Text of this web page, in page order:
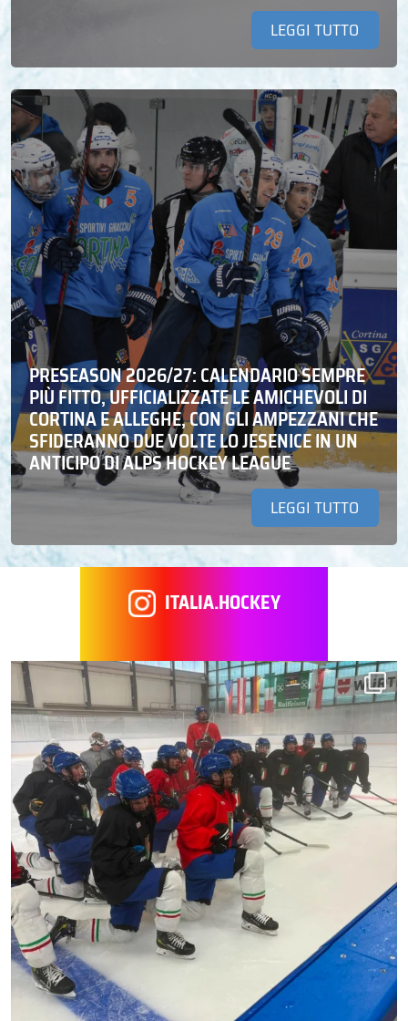
LEGGI TUTTO
PRESEASON 2026/27: CALENDARIO SEMPRE
PIÙ FITTO, UFFICIALIZZATE LE AMICHEVOLI DI
CORTINA E ALLEGHE, CON GLI AMPEZZANI CHE
SFIDERANNO DUE VOLTE LO JESENICE IN UN
ANTICIPO DI ALPS HOCKEY LEAGUE
LEGGI TUTTO
ITALIA.HOCKEY